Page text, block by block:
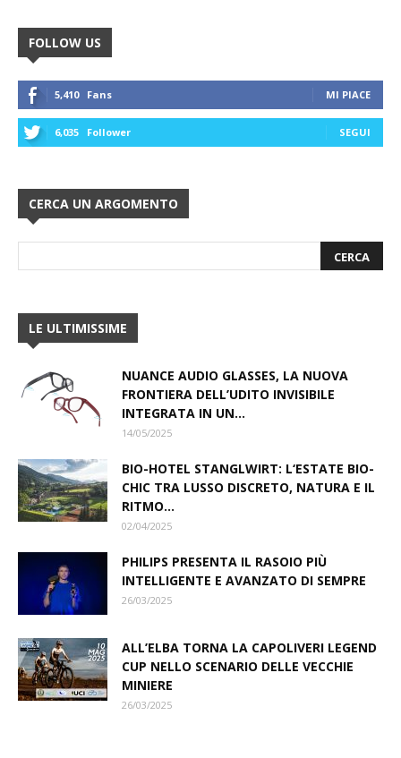
FOLLOW US
5,410 Fans MI PIACE
6,035 Follower SEGUI
CERCA UN ARGOMENTO
LE ULTIMISSIME
NUANCE AUDIO GLASSES, LA NUOVA
FRONTIERA DELL’UDITO INVISIBILE
INTEGRATA IN UN...
14/05/2025
BIO-HOTEL STANGLWIRT: L‘ESTATE BIO-
CHIC TRA LUSSO DISCRETO, NATURA E IL
RITMO...
02/04/2025
PHILIPS PRESENTA IL RASOIO PIÙ
INTELLIGENTE E AVANZATO DI SEMPRE
26/03/2025
ALL’ELBA TORNA LA CAPOLIVERI LEGEND
CUP NELLO SCENARIO DELLE VECCHIE
MINIERE
26/03/2025